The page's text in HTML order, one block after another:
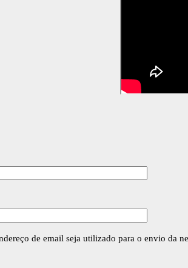
de email seja utilizado para o envio da